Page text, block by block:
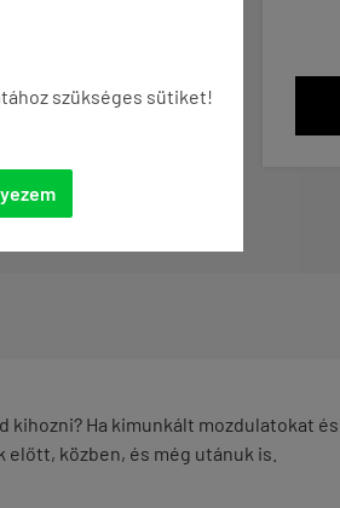
szükséges sütiket!
KOSÁRBA
Ha kimunkált mozdulatokat
közben, és még utánuk is.